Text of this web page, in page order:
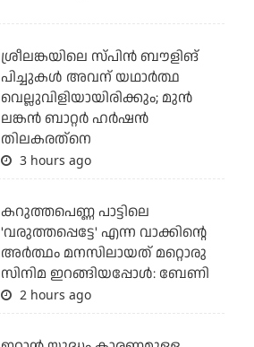
ശ്രീലങ്കയിലെ സ്പിന്‍ ബൗളിങ്
പിച്ചുകള്‍ അവന് യഥാര്‍ത്ഥ
വെല്ലുവിളിയായിരിക്കും; മുന്‍
ലങ്കന്‍ ബാറ്റര്‍ ഹര്‍ഷന്‍
തിലകരത്‌നെ
3 hours ago
കറുത്തപെണ്ണ പാട്ടിലെ
'വരുത്തപ്പെട്ടേ' എന്ന വാക്കിന്റെ
അർത്ഥം മനസിലായത് മറ്റൊരു
സിനിമ ഇറങ്ങിയപ്പോൾ: ബേണി
2 hours ago